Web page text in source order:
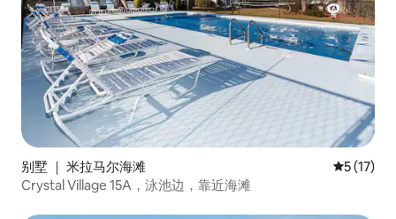
别墅 ｜ 米拉马尔海滩 平均评分
5 (17)
Crystal Village 15A，泳池边，靠近海滩